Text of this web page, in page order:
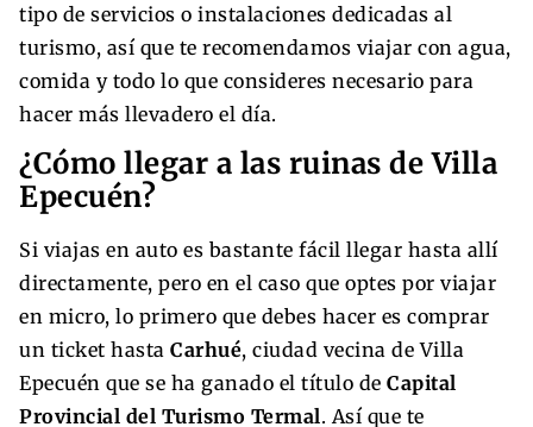
tipo de servicios o instalaciones dedicadas al
turismo, así que te recomendamos viajar con agua,
comida y todo lo que consideres necesario para
hacer más llevadero el día.
¿Cómo llegar a las ruinas de Villa
Epecuén?
Si viajas en auto es bastante fácil llegar hasta allí
directamente, pero en el caso que optes por viajar
en micro, lo primero que debes hacer es comprar
un ticket hasta Carhué, ciudad vecina de Villa
Epecuén que se ha ganado el título de Capital
Provincial del Turismo Termal. Así que te